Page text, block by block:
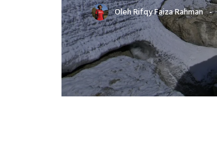
OlehRifqy Faiza Rahman